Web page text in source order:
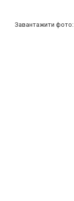
Завантажити фото: